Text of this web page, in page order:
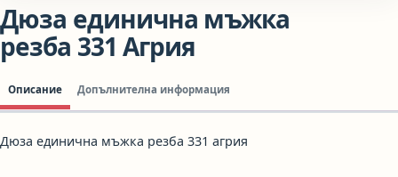
Дюза единична мъжка
резба 331 Агрия
Описание Допълнителна информация
Дюза единична мъжка резба 331 агрия